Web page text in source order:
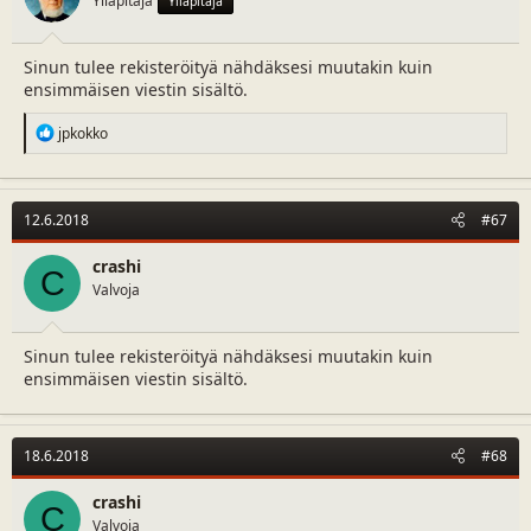
Sinun tulee rekisteröityä nähdäksesi muutakin kuin
ensimmäisen viestin sisältö.
R
e
c
t
i
o
n
s
:
jpkokko
12.6.2018 #67
C crashi
Valvoja
Sinun tulee rekisteröityä nähdäksesi muutakin kuin
ensimmäisen viestin sisältö.
18.6.2018 #68
C crashi
Valvoja